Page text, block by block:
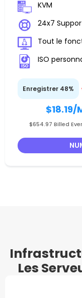
KVM
24x7
Tout le
ISO
Enregistrer 48%
$18.19/
$654.97 Billed
Les